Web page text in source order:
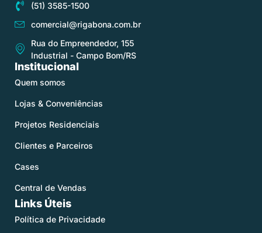
(51) 3585-1500
comercial@rigabona.com.br
Rua do Empreendedor, 155
Industrial - Campo Bom/RS
Institucional
Quem somos
Lojas & Conveniências
Projetos Residenciais
Clientes e Parceiros
Cases
Central de Vendas
Links Úteis
Política de Privacidade